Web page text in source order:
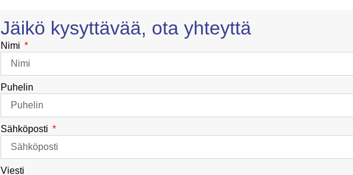
Jäikö kysyttävää, ota yhteyttä
Nimi
Puhelin
Sähköposti
Viesti